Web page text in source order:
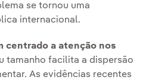
se tornou uma
internacional.
centrado a atenção nos
tamanho facilita a dispersão
As evidências recentes